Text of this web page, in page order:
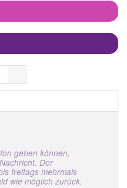
gehen können,
Der
freitags mehrmals
wie möglich zurück.